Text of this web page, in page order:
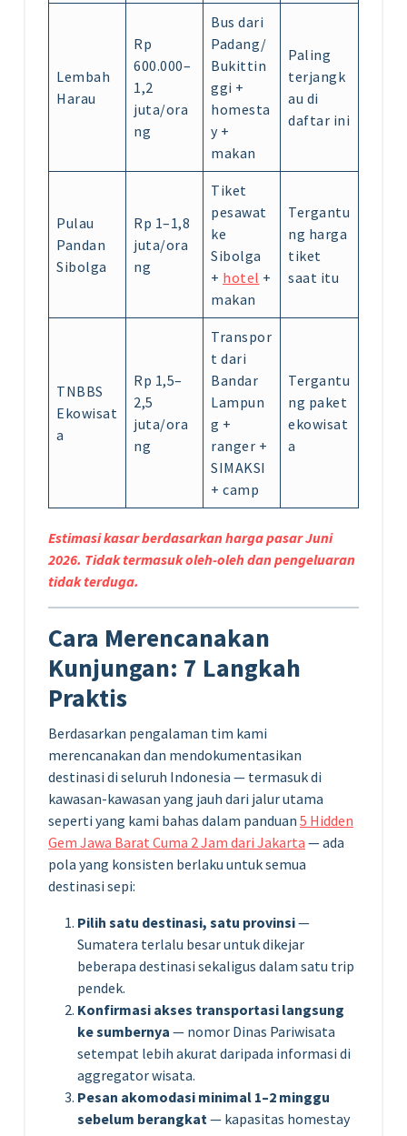
Lembah
Harau
Rp
600.000–
1,2
juta/ora
ng
Bus dari
Padang/
Bukittin
ggi +
homesta
y +
makan
Paling
terjangk
au di
daftar ini
Pulau
Pandan
Sibolga
Rp 1–1,8
juta/ora
ng
Tiket
pesawat
ke
Sibolga
+ hotel +
makan
Tergantu
ng harga
tiket
saat itu
TNBBS
Ekowisat
a
Rp 1,5–
2,5
juta/ora
ng
Transpor
t dari
Bandar
Lampun
g +
ranger +
SIMAKSI
+ camp
Tergantu
ng paket
ekowisat
a
Estimasi kasar berdasarkan harga pasar Juni
2026. Tidak termasuk oleh-oleh dan pengeluaran
tidak terduga.
Cara Merencanakan
Kunjungan: 7 Langkah
Praktis
Berdasarkan pengalaman tim kami
merencanakan dan mendokumentasikan
destinasi di seluruh Indonesia — termasuk di
kawasan-kawasan yang jauh dari jalur utama
seperti yang kami bahas dalam panduan 5 Hidden
Gem Jawa Barat Cuma 2 Jam dari Jakarta — ada
pola yang konsisten berlaku untuk semua
destinasi sepi:
Pilih satu destinasi, satu provinsi—
Sumatera terlalu besar untuk dikejar
beberapa destinasi sekaligus dalam satu trip
pendek.
Konfirmasi akses transportasi langsung
ke sumbernya — nomor Dinas Pariwisata
setempat lebih akurat daripada informasi di
aggregator wisata.
Pesan akomodasi minimal 1–2 minggu
sebelum berangkat— kapasitas homestay